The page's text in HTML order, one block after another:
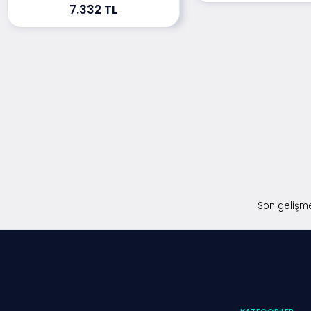
7.332 TL
Son